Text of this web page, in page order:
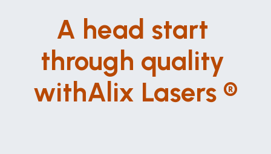
A head start
through quality
withAlix Lasers ®